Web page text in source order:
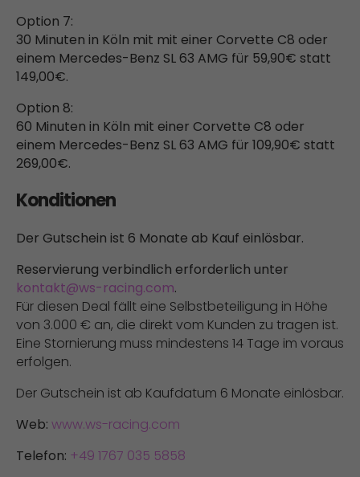
Option 7:
30 Minuten in Köln mit mit einer Corvette C8 oder
einem Mercedes-Benz SL 63 AMG für 59,90€ statt
149,00€.
Option 8:
60 Minuten in Köln mit einer Corvette C8 oder
einem Mercedes-Benz SL 63 AMG für 109,90€ statt
269,00€.
Konditionen
Der Gutschein ist 6 Monate ab Kauf einlösbar.
Reservierung verbindlich erforderlich unter
kontakt@ws-racing.com.
Für diesen Deal fällt eine Selbstbeteiligung in Höhe
von 3.000 € an, die direkt vom Kunden zu tragen ist.
Eine Stornierung muss mindestens 14 Tage im voraus
erfolgen.
Der Gutschein ist ab Kaufdatum 6 Monate einlösbar.
Web: www.ws-racing.com
Telefon: +49 1767 035 5858